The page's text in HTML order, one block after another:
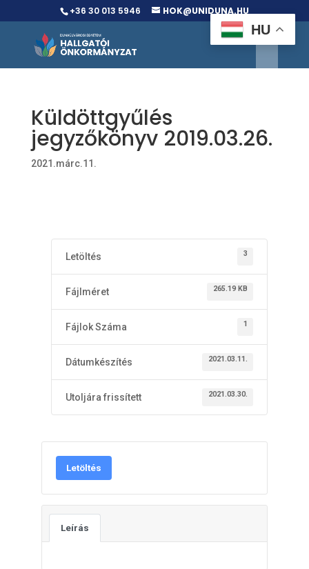
+36 30 013 5946 HOK@UNIDUNA.HU
Küldöttgyűlés
jegyzőkönyv 2019.03.26.
2021.márc.11.
Letöltés 3
Fájlméret 265.19 KB
Fájlok Száma 1
Dátumkészítés 2021.03.11.
Utoljára frissített 2021.03.30.
Letöltés
Leírás
HU